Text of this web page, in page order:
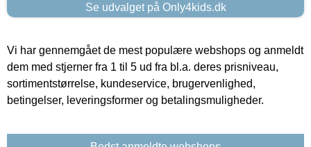
Se udvalget på Only4kids.dk
Vi har gennemgået de mest populære webshops og anmeldt
dem med stjerner fra 1 til 5 ud fra bl.a. deres prisniveau,
sortimentstørrelse, kundeservice, brugervenlighed,
betingelser, leveringsformer og betalingsmuligheder.